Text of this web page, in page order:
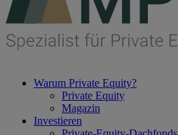
Warum Private Equity?
Private Equity
Magazin
Investieren